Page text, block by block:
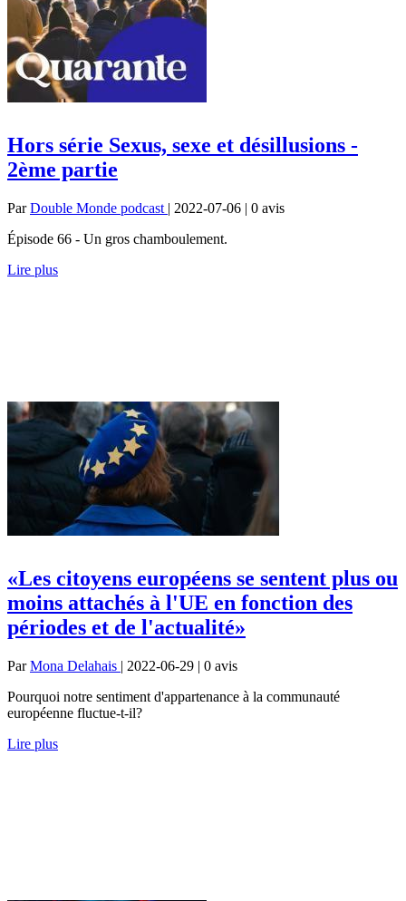
Hors série Sexus, sexe et désillusions -
2ème partie
ParDouble Monde podcast | 2022-07-06 | 0 avis
Épisode 66 - Un gros chamboulement.
Lire plus
«Les citoyens européens se sentent plus ou
moins attachés à l'UE en fonction des
périodes et de l'actualité»
ParMona Delahais | 2022-06-29 | 0 avis
Pourquoi notre sentiment d'appartenance à la communauté
européenne fluctue-t-il?
Lire plus